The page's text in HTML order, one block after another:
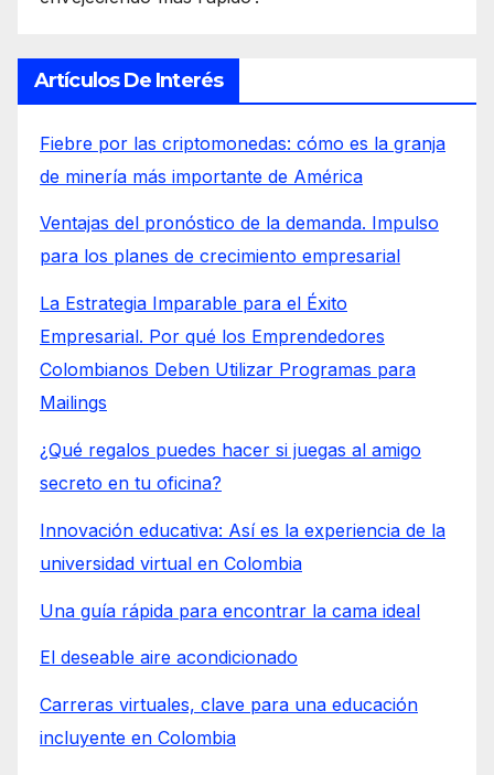
Artículos De Interés
Fiebre por las criptomonedas: cómo es la granja
de minería más importante de América
Ventajas del pronóstico de la demanda. Impulso
para los planes de crecimiento empresarial
La Estrategia Imparable para el Éxito
Empresarial. Por qué los Emprendedores
Colombianos Deben Utilizar Programas para
Mailings
¿Qué regalos puedes hacer si juegas al amigo
secreto en tu oficina?
Innovación educativa: Así es la experiencia de la
universidad virtual en Colombia
Una guía rápida para encontrar la cama ideal
El deseable aire acondicionado
Carreras virtuales, clave para una educación
incluyente en Colombia